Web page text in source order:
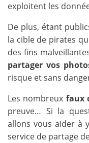
exploitent les
De plus, étant
la cible de pirates
des fins
partager vos
risque et sans
Les nombreux faux
preuve… Si la
allons vous aider à
service de partage